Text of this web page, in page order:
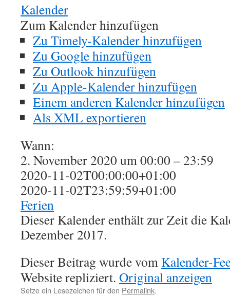
Kalender
Zum Kalender hinzufügen
Zu Timely-Kalender hinzufügen
Zu Google hinzufügen
Zu Outlook hinzufügen
Zu Apple-Kalender hinzufügen
Einem anderen Kalender hinzufügen
Als XML exportieren
Wann:
2. November 2020 um 00:00 – 23:59
2020-11-02T00:00:00+01:00
2020-11-02T23:59:59+01:00
Ferien
Dieser Kalender enthält zur Zeit die
Dezember 2017.
Dieser Beitrag wurde vom Kalender-
Website repliziert. Original anzeigen
Setze ein Lesezeichen für den Permalink.